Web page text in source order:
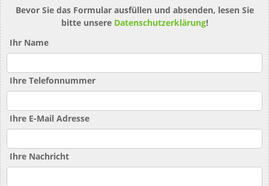
Bevor Sie das Formular ausfüllen und absenden, lesen Sie
bitte unsere Datenschutzerklärung!
Ihr Name
Ihre Telefonnummer
Ihre E-Mail Adresse
Ihre Nachricht